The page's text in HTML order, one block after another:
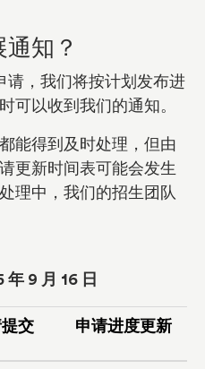
知？
，我们将按计划发布进
可以收到我们的通知。
能得到及时处理，但由
更新时间表可能会发生
理中，我们的招生团队
9 月 16 日
交 申请进度更新